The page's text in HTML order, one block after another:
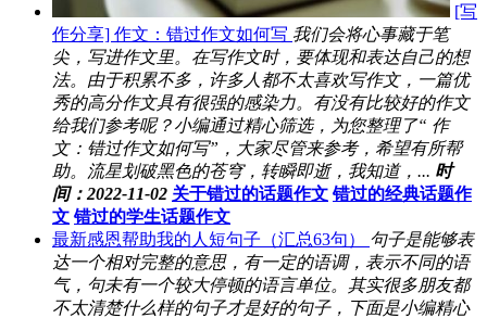
[写
作分享] 作文：错过作文如何写 我们会将心事藏于笔
尖，写进作文里。在写作文时，要体现和表达自己的想
法。由于积累不多，许多人都不太喜欢写作文，一篇优
秀的高分作文具有很强的感染力。有没有比较好的作文
给我们参考呢？小编通过精心筛选，为您整理了“ 作
文：错过作文如何写”，大家尽管来参考，希望有所帮
助。流星划破黑色的苍穹，转瞬即逝，我知道，... 时
间：2022-11-02 关于错过的话题作文 错过的经典话题作
文 错过的学生话题作文
最新感恩帮助我的人短句子（汇总63句）
句子是能够表
达一个相对完整的意思，有一定的语调，表示不同的语
气，句未有一个较大停顿的语言单位。其实很多朋友都
不太清楚什么样的句子才是好的句子，下面是小编精心